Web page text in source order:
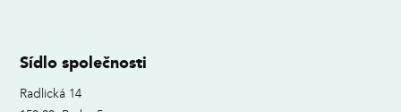
Sídlo společnosti
Radlická 14